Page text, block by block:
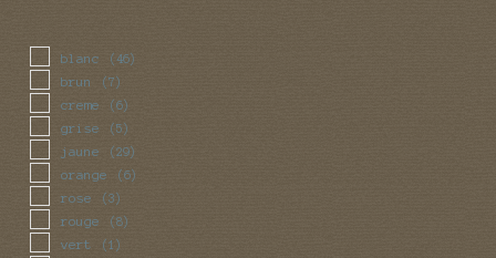
blanc (46)
brun (7)
creme (6)
grise (5)
jaune (29)
orange (6)
rose (3)
rouge (8)
vert (1)